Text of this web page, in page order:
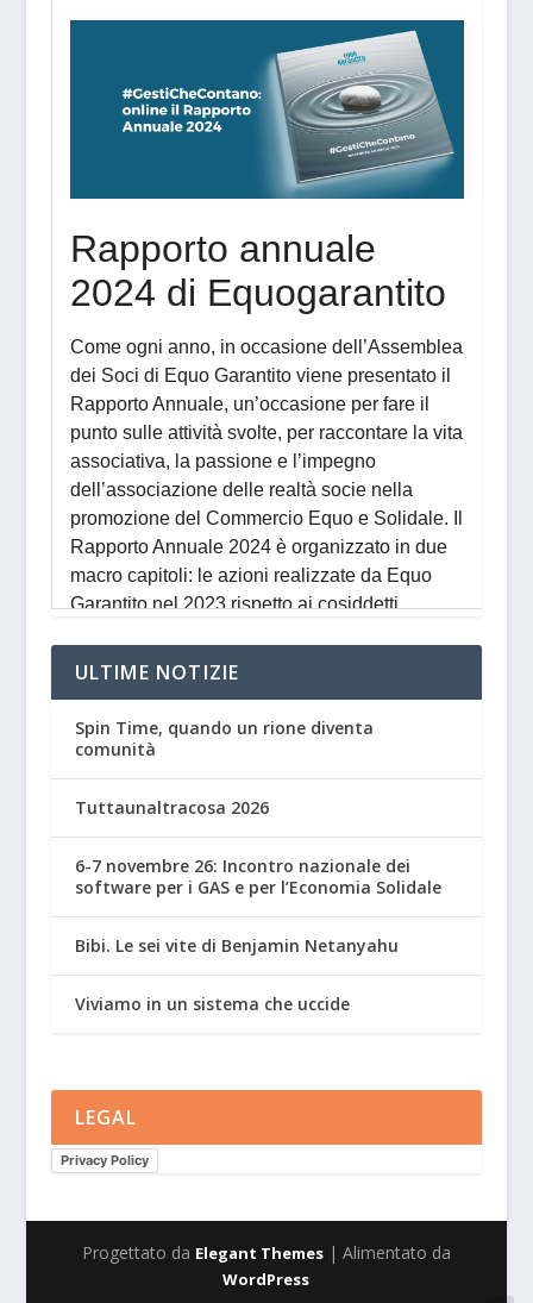
ULTIME NOTIZIE
Spin Time, quando un rione diventa
comunità
Tuttaunaltracosa 2026
6-7 novembre 26: Incontro nazionale dei
software per i GAS e per l’Economia Solidale
Bibi. Le sei vite di Benjamin Netanyahu
Viviamo in un sistema che uccide
LEGAL
Privacy Policy
Progettato da Elegant Themes| Alimentato da
WordPress